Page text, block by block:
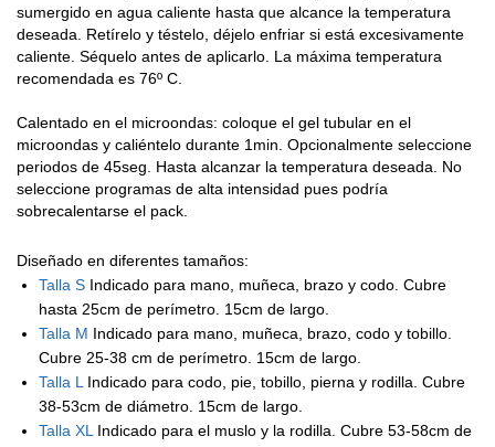
sumergido en agua caliente hasta que alcance la temperatura
deseada. Retírelo y téstelo, déjelo enfriar si está excesivamente
caliente. Séquelo antes de aplicarlo. La máxima temperatura
recomendada es 76º C.
Calentado en el microondas: coloque el gel tubular en el
microondas y caliéntelo durante 1min. Opcionalmente seleccione
periodos de 45seg. Hasta alcanzar la temperatura deseada. No
seleccione programas de alta intensidad pues podría
sobrecalentarse el pack.
Diseñado en diferentes tamaños:
Talla S Indicado para mano, muñeca, brazo y codo. Cubre
hasta 25cm de perímetro. 15cm de largo.
Talla M Indicado para mano, muñeca, brazo, codo y tobillo.
Cubre 25-38 cm de perímetro. 15cm de largo.
Talla L Indicado para codo, pie, tobillo, pierna y rodilla. Cubre
38-53cm de diámetro. 15cm de largo.
Talla XL Indicado para el muslo y la rodilla. Cubre 53-58cm de